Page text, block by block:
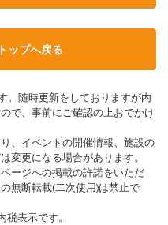
ップへ戻る
。随時更新をしておりますが内
で、事前にご確認の上おでかけ
、イベントの開催情報、施設の
変更になる場合があります。
ージへの掲載の許諾をいただ
無断転載(二次使用)は禁止で
表示です。